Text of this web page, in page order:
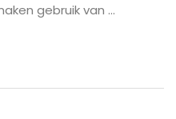
gebruik van ...